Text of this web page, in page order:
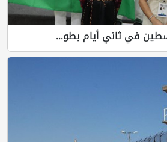
في ثاني أيام بطو...